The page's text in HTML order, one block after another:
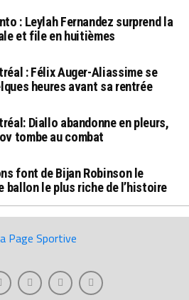
: Leylah Fernandez surprend la
et file en huitièmes
: Félix Auger-Aliassime se
heures avant sa rentrée
Diallo abandonne en pleurs,
tombe au combat
font de Bijan Robinson le
ballon le plus riche de l’histoire